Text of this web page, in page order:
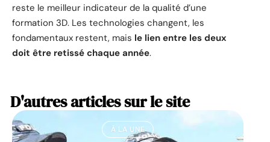
reste le meilleur indicateur de la qualité d’une
formation 3D. Les technologies changent, les
fondamentaux restent, mais le lien entre les deux
doit être retissé chaque année.
D'autres articles sur le site
À LA UNE